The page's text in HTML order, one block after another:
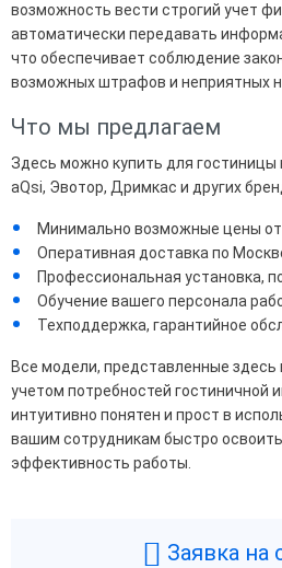
возможность вести строгий учет
автоматически передавать
что обеспечивает соблюдение
возможных штрафов и неприятных
Что мы предлагаем
Здесь можно купить для
aQsi, Эвотор, Дримкас и других
Минимально возможные цены от
Оперативная доставка по
Профессиональная установка,
Обучение вашего персонала
Техподдержка, гарантийное
Все модели, представленные здесь
учетом потребностей гостиничной
интуитивно понятен и прост в
вашим сотрудникам быстро
эффективность работы.
Заявка на